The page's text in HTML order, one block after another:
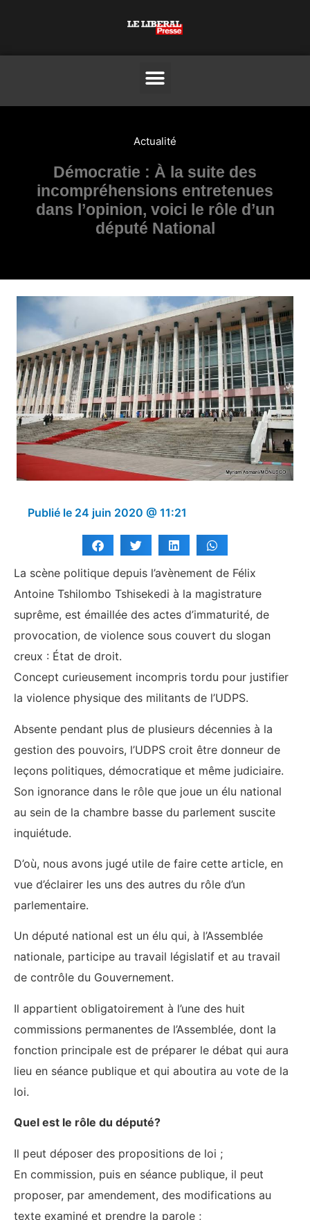
Actualité
Démocratie : À la suite des
incompréhensions entretenues
dans l’opinion, voici le rôle d’un
député National
Publié le 24 juin 2020 @ 11:21
La scène politique depuis l’avènement de Félix
Antoine Tshilombo Tshisekedi à la magistrature
suprême, est émaillée des actes d’immaturité, de
provocation, de violence sous couvert du slogan
creux : État de droit.
Concept curieusement incompris tordu pour justifier
la violence physique des militants de l’UDPS.
Absente pendant plus de plusieurs décennies à la
gestion des pouvoirs, l’UDPS croit être donneur de
leçons politiques, démocratique et même judiciaire.
Son ignorance dans le rôle que joue un élu national
au sein de la chambre basse du parlement suscite
inquiétude.
D’où, nous avons jugé utile de faire cette article, en
vue d’éclairer les uns des autres du rôle d’un
parlementaire.
Un député national est un élu qui, à l’Assemblée
nationale, participe au travail législatif et au travail
de contrôle du Gouvernement.
Il appartient obligatoirement à l’une des huit
commissions permanentes de l’Assemblée, dont la
fonction principale est de préparer le débat qui aura
lieu en séance publique et qui aboutira au vote de la
loi.
Quel est le rôle du député?
Il peut déposer des propositions de loi ;
En commission, puis en séance publique, il peut
proposer, par amendement, des modifications au
texte examiné et prendre la parole ;